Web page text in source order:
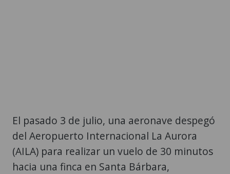
El pasado 3 de julio, una aeronave despegó
del Aeropuerto Internacional La Aurora
(AILA) para realizar un vuelo de 30 minutos
hacia una finca en Santa Bárbara,